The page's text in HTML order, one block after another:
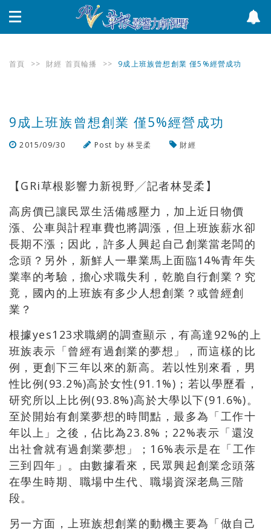
首頁 >> 財經 首頁輪播 >> 9成上班族曾想創業 僅5%經營成功
9成上班族曾想創業 僅5%經營成功
2015/09/30 Post by林旻柔
財經
【GRi草根影響力新視野╱記者林旻柔】
高房價已讓民眾生活備感壓力，加上近日物價
漲、公車與計程車費也將調漲，但上班族薪水卻
長期不漲；因此，許多人興起自己創業當老闆的
念頭？另外，新鮮人一畢業馬上面臨14%青年失
業率的考驗，擔心求職失利，乾脆自行創業？究
竟，國內的上班族有多少人想創業？或曾經創
業？
根據yes123求職網的調查顯示，有高達92%的上
班族表示「曾經有過創業的夢想」，而這樣的比
例，更創下三年以來的新高。若以性別來看，男
性比例(93.2%)高於女性(91.1%)；若以學歷看，
研究所以上比例(93.8%)高於大學以下(91.6%)。
至於開始有創業夢想的時間點，最多為「工作十
年以上」之後，佔比為23.8%；22%表示「還沒
出社會就有過創業夢想」；16%表示是在「工作
三到四年」。由數據看來，民眾興起創業念頭落
在學生時期、職場中生代、職場資深老鳥三階
段。
另一方面，上班族想創業的動機主要為「做自己